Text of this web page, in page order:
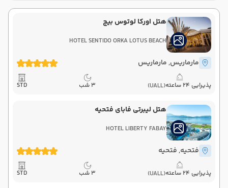
هتل اورکا لوتوس بیچ
HOTEL SENTIDO ORKA LOTUS BEACH
مارماریس, مارماریس
پذیرایی 24 ساعته (UALL) 3 شب STD
هتل لیبرتی فابای فتحیه
HOTEL LIBERTY FABAY
فتحیه, فتحیه
پذیرایی 24 ساعته (UALL) 3 شب STD